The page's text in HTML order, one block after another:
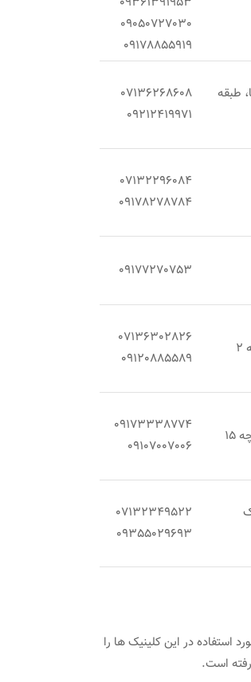
09050727030
09178855919
طبقه
07136268608
09212419971
07132296084
09178278784
09177270753
07136302826
09120885589
09173338774
09107007006
07132349522
09355029693
استفاده در این کلینیک ها را
است.